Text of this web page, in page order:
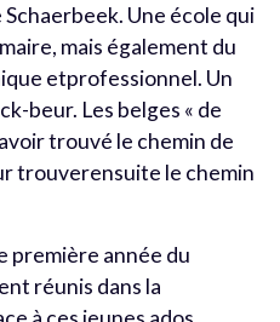
Une école qui
mais également du
etprofessionnel. Un
beur. Les belges « de
trouvé le chemin de
trouverensuite le chemin
première année du
réunis dans la